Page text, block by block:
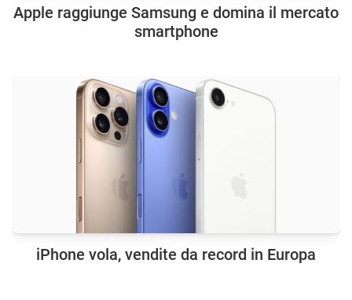
Apple raggiunge Samsung e domina il mercato
smartphone
iPhone vola, vendite da record in Europa